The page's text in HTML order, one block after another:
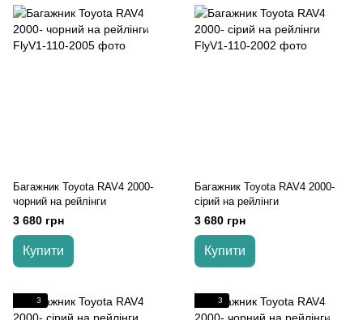
Багажник Toyota RAV4 2000-
чорний на рейлінги
3 680 грн
Купити
Багажник Toyota RAV4 2000-
cірий на рейлінги
3 680 грн
Купити
3 3